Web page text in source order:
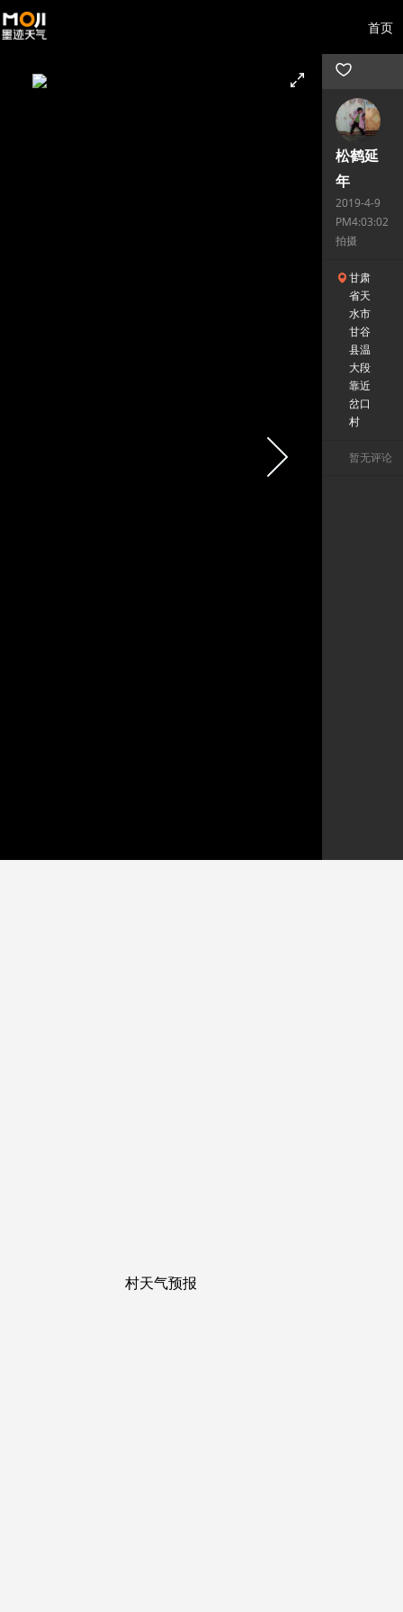
首页
松鹤延
年
2019-4-9
PM4:03:02
拍摄
甘肃
省天
水市
甘谷
县温
大段
靠近
岔口
村
暂无评论